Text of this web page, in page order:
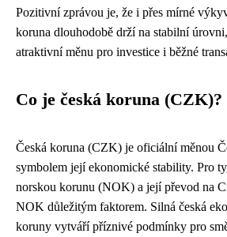
Pozitivní zprávou je, že i přes mírné
koruna dlouhodobě drží na stabilní
atraktivní měnu pro investice i běžné
Co je česká koruna (CZK)?
Česká koruna (CZK) je oficiální měnou
symbolem její ekonomické stability. Pro
norskou korunu (NOK) a její převod na
NOK důležitým faktorem. Silná česká
koruny vytváří příznivé podmínky pro